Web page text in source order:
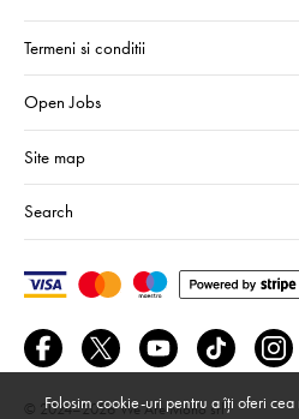
Termeni si conditii
Open Jobs
Site map
Search
© 2024–2026 We Are Mono srl
Folosim cookie-uri pentru a îți oferi